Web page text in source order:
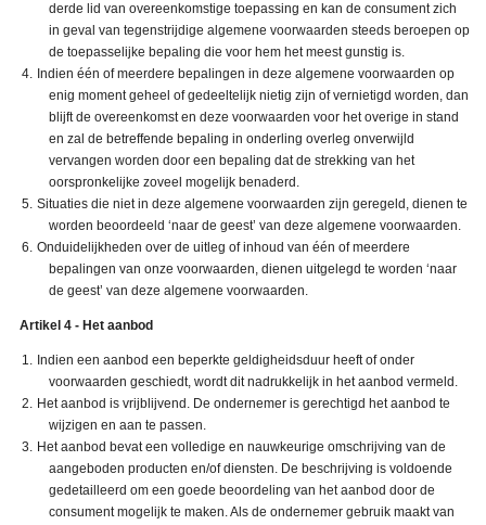
derde lid van overeenkomstige toepassing en kan de consument zich
in geval van tegenstrijdige algemene voorwaarden steeds beroepen op
de toepasselijke bepaling die voor hem het meest gunstig is.
Indien één of meerdere bepalingen in deze algemene voorwaarden op
enig moment geheel of gedeeltelijk nietig zijn of vernietigd worden, dan
blijft de overeenkomst en deze voorwaarden voor het overige in stand
en zal de betreffende bepaling in onderling overleg onverwijld
vervangen worden door een bepaling dat de strekking van het
oorspronkelijke zoveel mogelijk benaderd.
Situaties die niet in deze algemene voorwaarden zijn geregeld, dienen te
worden beoordeeld ‘naar de geest’ van deze algemene voorwaarden.
Onduidelijkheden over de uitleg of inhoud van één of meerdere
bepalingen van onze voorwaarden, dienen uitgelegd te worden ‘naar
de geest’ van deze algemene voorwaarden.
Artikel 4 - Het aanbod
Indien een aanbod een beperkte geldigheidsduur heeft of onder
voorwaarden geschiedt, wordt dit nadrukkelijk in het aanbod vermeld.
Het aanbod is vrijblijvend. De ondernemer is gerechtigd het aanbod te
wijzigen en aan te passen.
Het aanbod bevat een volledige en nauwkeurige omschrijving van de
aangeboden producten en/of diensten. De beschrijving is voldoende
gedetailleerd om een goede beoordeling van het aanbod door de
consument mogelijk te maken. Als de ondernemer gebruik maakt van